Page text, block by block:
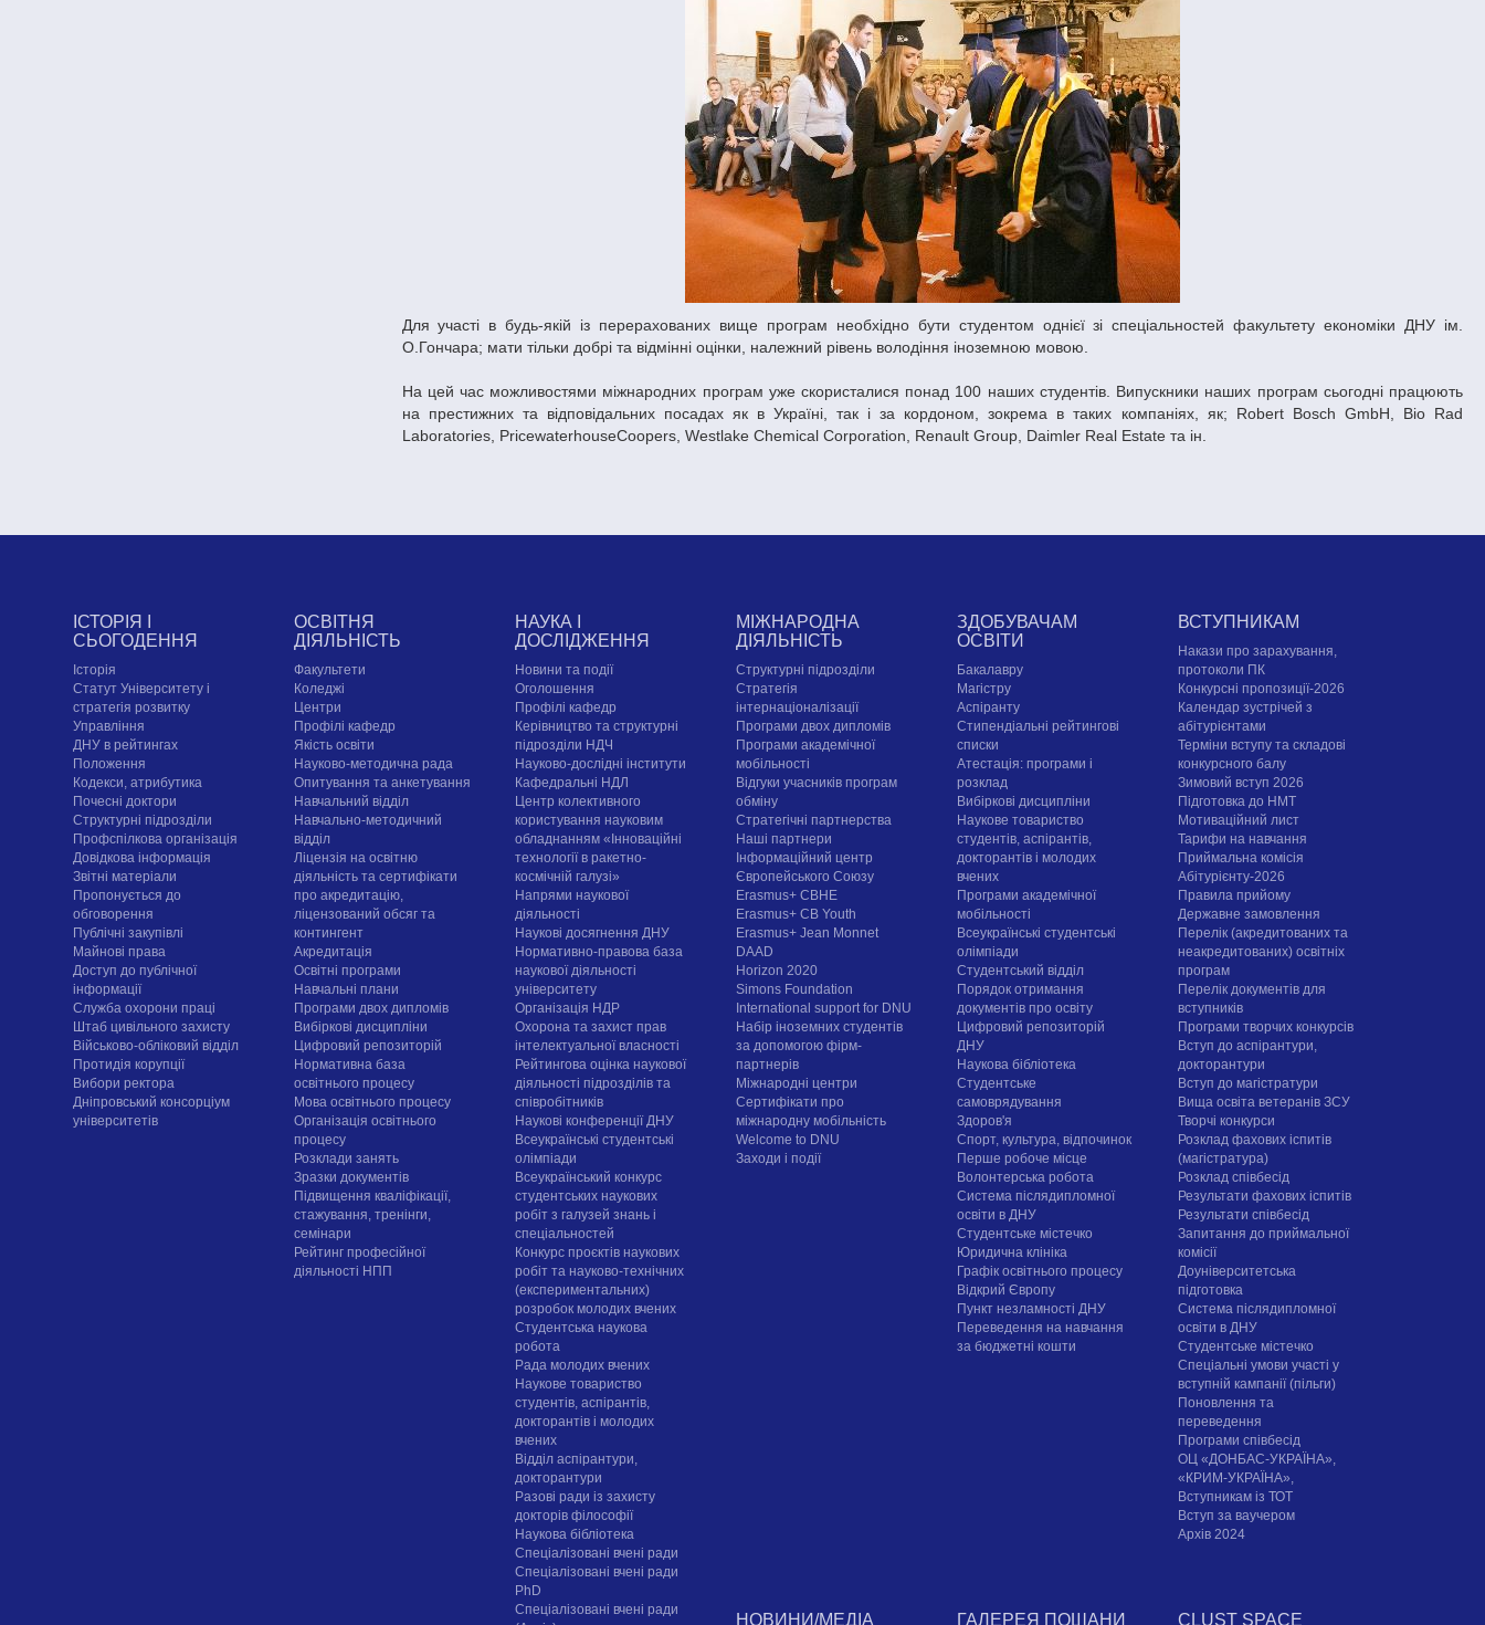
Для участі в будь-якій із перерахованих вище програм необхідно бути студентом однієї зі спеціальностей факультету економіки ДНУ ім.
О.Гончара; мати тільки добрі та відмінні оцінки, належний рівень володіння іноземною мовою.
На цей час можливостями міжнародних програм уже скористалися понад 100 наших студентів. Випускники наших програм сьогодні працюють
на престижних та відповідальних посадах як в Україні, так і за кордоном, зокрема в таких компаніях, як; Robert Bosch GmbH, Bio Rad
Laboratories, PricewaterhouseCoopers, Westlake Chemical Corporation, Renault Group, Daimler Real Estate та ін.
ІСТОРІЯ І
СЬОГОДЕННЯ
Історія
Статут Університету і
стратегія розвитку
Управління
ДНУ в рейтингах
Положення
Кодекси, атрибутика
Почесні доктори
Структурні підрозділи
Профспілкова організація
Довідкова інформація
Звітні матеріали
Пропонується до
обговорення
Публічні закупівлі
Майнові права
Доступ до публічної
інформації
Служба охорони праці
Штаб цивільного захисту
Військово-обліковий відділ
Протидія корупції
Вибори ректора
Дніпровський консорціум
університетів
ОСВІТНЯ
ДІЯЛЬНІСТЬ
Факультети
Коледжі
Центри
Профілі кафедр
Якість освіти
Науково-методична рада
Опитування та анкетування
Навчальний відділ
Навчально-методичний
відділ
Ліцензія на освітню
діяльність та сертифікати
про акредитацію,
ліцензований обсяг та
контингент
Акредитація
Освітні програми
Навчальні плани
Програми двох дипломів
Вибіркові дисципліни
Цифровий репозиторій
Нормативна база
освітнього процесу
Мова освітнього процесу
Організація освітнього
процесу
Розклади занять
Зразки документів
Підвищення кваліфікації,
стажування, тренінги,
семінари
Рейтинг професійної
діяльності НПП
НАУКА І
ДОСЛІДЖЕННЯ
Новини та події
Оголошення
Профілі кафедр
Керівництво та структурні
підрозділи НДЧ
Науково-дослідні інститути
Кафедральні НДЛ
Центр колективного
користування науковим
обладнанням «Інноваційні
технології в ракетно-
космічній галузі»
Напрями наукової
діяльності
Наукові досягнення ДНУ
Нормативно-правова база
наукової діяльності
університету
Організація НДР
Охорона та захист прав
інтелектуальної власності
Рейтингова оцінка наукової
діяльності підрозділів та
співробітників
Наукові конференції ДНУ
Всеукраїнські студентські
олімпіади
Всеукраїнський конкурс
студентських наукових
робіт з галузей знань і
спеціальностей
Конкурс проєктів наукових
робіт та науково-технічних
(експериментальних)
розробок молодих вчених
Студентська наукова
робота
Рада молодих вчених
Наукове товариство
студентів, аспірантів,
докторантів і молодих
вчених
Відділ аспірантури,
докторантури
Разові ради із захисту
докторів філософії
Наукова бібліотека
Спеціалізовані вчені ради
Спеціалізовані вчені ради
PhD
Спеціалізовані вчені ради
МІЖНАРОДНА
ДІЯЛЬНІСТЬ
Структурні підрозділи
Стратегія
інтернаціоналізації
Програми двох дипломів
Програми академічної
мобільності
Відгуки учасників програм
обміну
Стратегічні партнерства
Наші партнери
Інформаційний центр
Європейського Союзу
Erasmus+ CBHE
Erasmus+ CB Youth
Erasmus+ Jean Monnet
DAAD
Horizon 2020
Simons Foundation
International support for DNU
Набір іноземних студентів
за допомогою фірм-
партнерів
Міжнародні центри
Сертифікати про
міжнародну мобільність
Welcome to DNU
Заходи і події
ЗДОБУВАЧАМ
ОСВІТИ
Бакалавру
Магістру
Аспіранту
Стипендіальні рейтингові
списки
Атестація: програми і
розклад
Вибіркові дисципліни
Наукове товариство
студентів, аспірантів,
докторантів і молодих
вчених
Програми академічної
мобільності
Всеукраїнські студентські
олімпіади
Студентський відділ
Порядок отримання
документів про освіту
Цифровий репозиторій
ДНУ
Наукова бібліотека
Студентське
самоврядування
Здоров'я
Спорт, культура, відпочинок
Перше робоче місце
Волонтерська робота
Система післядипломної
освіти в ДНУ
Cтудентське містечко
Юридична клініка
Графік освітнього процесу
Відкрий Європу
Пункт незламності ДНУ
Переведення на навчання
за бюджетні кошти
ВСТУПНИКАМ
Накази про зарахування,
протоколи ПК
Конкурсні пропозиції-2026
Календар зустрічей з
абітурієнтами
Терміни вступу та складові
конкурсного балу
Зимовий вступ 2026
Підготовка до НМТ
Мотиваційний лист
Тарифи на навчання
Приймальна комісія
Абітурієнту-2026
Правила прийому
Державне замовлення
Перелік (акредитованих та
неакредитованих) освітніх
програм
Перелік документів для
вступників
Програми творчих конкурсiв
Вступ до аспірантури,
докторантури
Вступ до магістратури
Вища освіта ветеранів ЗСУ
Творчі конкурси
Розклад фахових іспитів
(магістратура)
Розклад співбесід
Результати фахових іспитів
Результати співбесід
Запитання до приймальної
комісії
Доуніверситетська
підготовка
Система післядипломної
освіти в ДНУ
Cтудентське містечко
Спеціальні умови участі у
вступній кампанії (пільги)
Поновлення та
переведення
Програми співбесід
ОЦ «ДОНБАС-УКРАЇНА»,
«КРИМ-УКРАЇНА»,
Вступникам із ТОТ
Вступ за ваучером
Архів 2024
НОВИНИ/МЕДІА ГАЛЕРЕЯ ПОШАНИ CLUST SPACE